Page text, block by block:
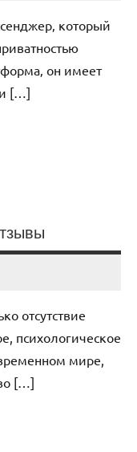
который
он имеет
и […]
отсутствие
психологическое
мире,
[…]